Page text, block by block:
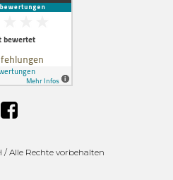
Alle Rechte vorbehalten